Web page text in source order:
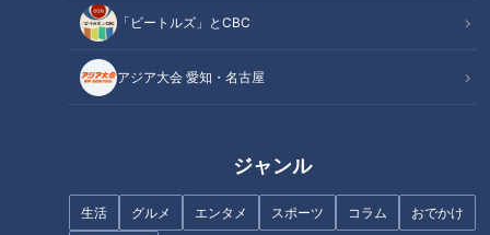
「ビートルズ」とCBC
アジア大会 愛知・名古屋
ジャンル
生活 グルメ エンタメ スポーツ コラム おでかけ
た！？「三重県立美術館」で見
られる型破りな芸術家の作品と
三重・紀北町の「熊野灘臨海公
園」で「産地直送」体験スポッ